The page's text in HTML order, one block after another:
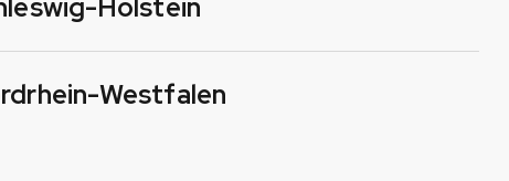
Holstein
Westfalen